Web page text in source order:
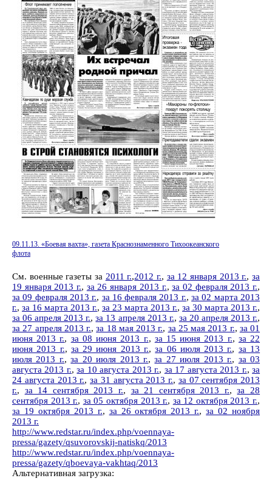
09.11.13. «Боевая вахта», газета Краснознаменного Тихоокеанского
флота
См. военные газеты за 2011 г.,2012 г., за 12 января 2013 г.,за
19 января 2013 г., за 26 января 2013 г.,за 02 февраля 2013 г.,
за 09 февраля 2013 г., за 16 февраля 2013 г.,за 02 марта 2013
г., за 16 марта 2013 г., за 23 марта 2013 г., за 30 марта 2013 г.,
за 06 апреля 2013 г.,за 13 апреля 2013 г., за 20 апреля 2013 г.,
за 27 апреля 2013 г.,за 18 мая 2013 г., за 25 мая 2013 г., за 01
июня 2013 г., за 08 июня 2013 г., за 15 июня 2013 г., за 22
июня 2013 г., за 29 июня 2013 г.,за 06 июля 2013 г., за 13
июля 2013 г.,за 20 июля 2013 г.,за 27 июля 2013 г., за 03
августа 2013 г.,за 10 августа 2013 г., за 17 августа 2013 г.,за
24 августа 2013 г., за 31 августа 2013 г., за 07 сентября 2013
г., за 14 сентября 2013 г., за 21 сентября 2013 г.,за 28
сентября 2013 г., за 05 октября 2013 г., за 12 октября 2013 г.,
за 19 октября 2013 г., за 26 октября 2013 г.,за 02 ноября
2013 г.
http://www.redstar.ru/index.php/voennaya-
pressa/gazety/qsuvorovskij-natiskq/2013
http://www.redstar.ru/index.php/voennaya-
pressa/gazety/qboevaya-vakhtaq/2013
Альтернативная загрузка: